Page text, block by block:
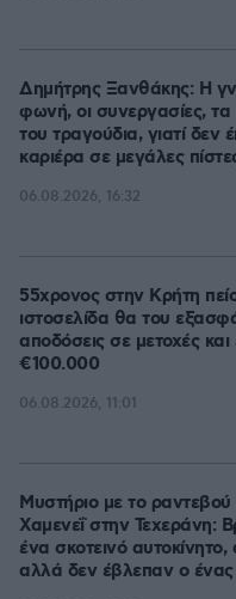
Δημήτρης Ξανθάκης: Η
φωνή, οι συνεργασίες,
του τραγούδια, γιατί δεν
καριέρα σε μεγάλες
06.08.2026, 16:32
55χρονος στην Κρήτη
ιστοσελίδα θα του
αποδόσεις σε μετοχές
€100.000
06.08.2026, 11:01
Μυστήριο με το ραντεβού
Χαμενεΐ στην Τεχεράνη:
ένα σκοτεινό
αλλά δεν έβλεπαν ο